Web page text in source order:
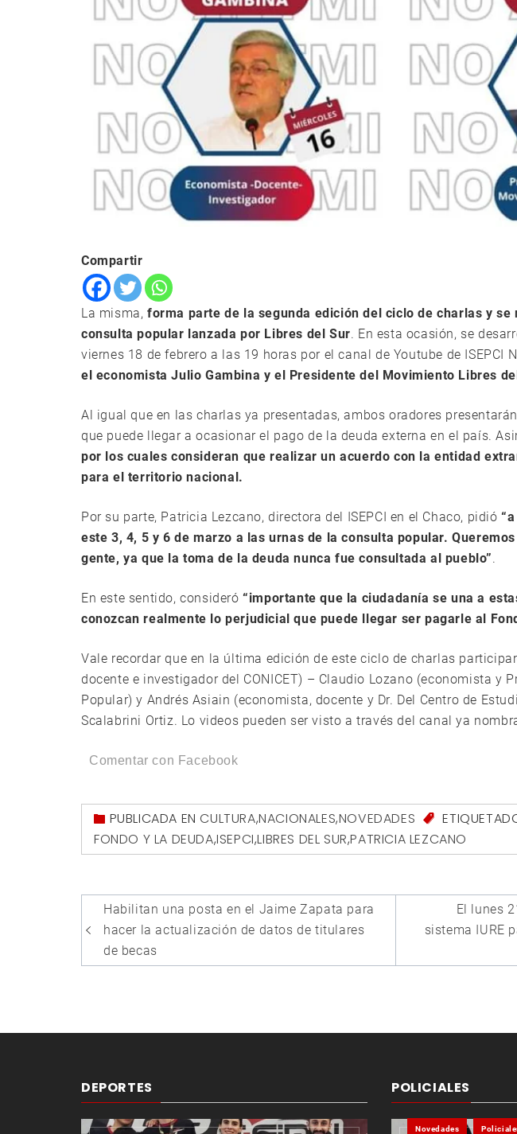
Compartir
La misma, forma parte de la segunda edición del ciclo de charlas y se
consulta popular lanzada por Libres del Sur. En esta ocasión, se
viernes 18 de febrero a las 19 horas por el canal de Youtube de ISEPCI
el economista Julio Gambina y el Presidente del Movimiento Libres
Al igual que en las charlas ya presentadas, ambos oradores
que puede llegar a ocasionar el pago de la deuda externa en el país.
por los cuales consideran que realizar un acuerdo con la entidad
para el territorio nacional.
Por su parte, Patricia Lezcano, directora del ISEPCI en el Chaco, pidió
este 3, 4, 5 y 6 de marzo a las urnas de la consulta popular.
gente, ya que la toma de la deuda nunca fue consultada al pueblo”.
En este sentido, consideró “importante que la ciudadanía se una a
conozcan realmente lo perjudicial que puede llegar ser pagarle al
Vale recordar que en la última edición de este ciclo de charlas
docente e investigador del CONICET) – Claudio Lozano (economista y
Popular) y Andrés Asiain (economista, docente y Dr. Del Centro de
Scalabrini Ortiz. Lo videos pueden ser visto a través del canal ya
Comentar con Facebook
PUBLICADA ENCULTURA,NACIONALES,NOVEDADES
FONDO Y LA DEUDA,ISEPCI,LIBRES DEL SUR,PATRICIA LEZCANO
Navegación
de
entradas
Habilitan una posta en el Jaime Zapata para
hacer la actualización de datos de titulares
de becas
El lunes
sistema IURE
DEPORTES POLICIALES
Novedades